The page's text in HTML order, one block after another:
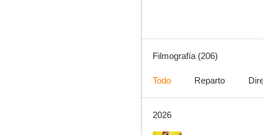
Filmografía (206)
Todo Reparto
2026